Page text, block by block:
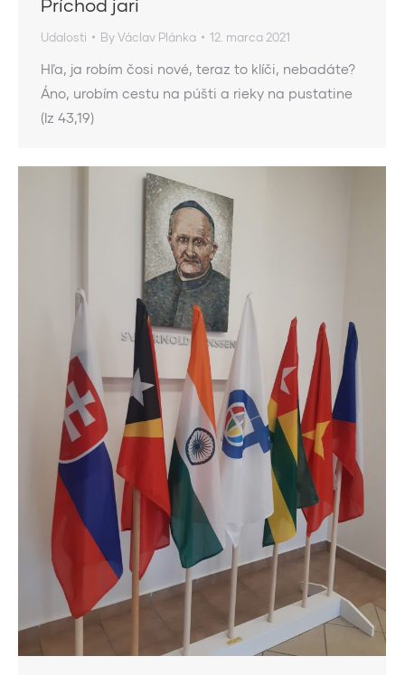
Udalosti ByVáclav Plánka 12. marca 2021
Hľa, ja robím čosi nové, teraz to klíči, nebadáte?
Áno, urobím cestu na púšti a rieky na pustatine
(Iz 43,19)